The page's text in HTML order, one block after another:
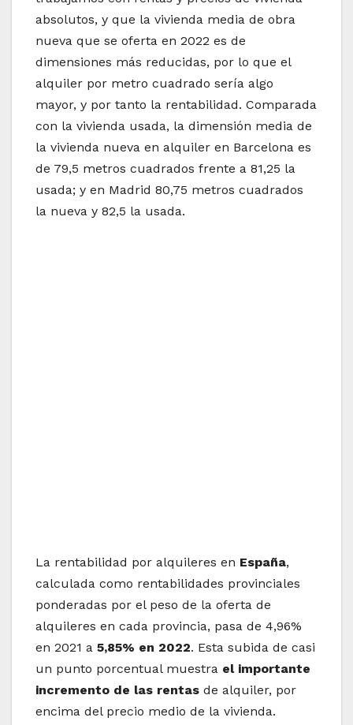
absolutos, y que la vivienda media de obra
nueva que se oferta en 2022 es de
dimensiones más reducidas, por lo que el
alquiler por metro cuadrado sería algo
mayor, y por tanto la rentabilidad. Comparada
con la vivienda usada, la dimensión media de
la vivienda nueva en alquiler en Barcelona es
de 79,5 metros cuadrados frente a 81,25 la
usada; y en Madrid 80,75 metros cuadrados
la nueva y 82,5 la usada.
La rentabilidad por alquileres en España,
calculada como rentabilidades provinciales
ponderadas por el peso de la oferta de
alquileres en cada provincia, pasa de 4,96%
en 2021 a 5,85% en 2022. Esta subida de casi
un punto porcentual muestra el importante
incremento de las rentas de alquiler, por
encima del precio medio de la vivienda.